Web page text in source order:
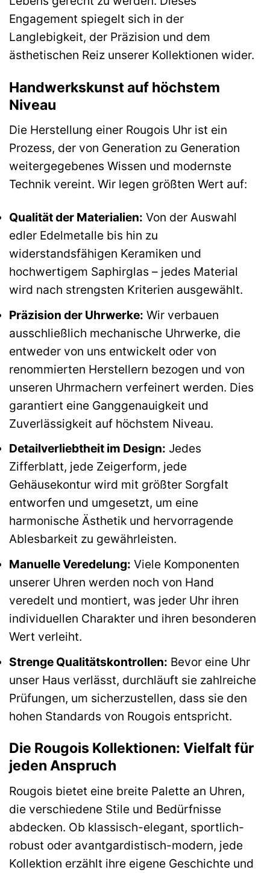
Engagement spiegelt sich in der
Langlebigkeit, der Präzision und dem
ästhetischen Reiz unserer Kollektionen wider.
Handwerkskunst auf höchstem
Niveau
Die Herstellung einer Rougois Uhr ist ein
Prozess, der von Generation zu Generation
weitergegebenes Wissen und modernste
Technik vereint. Wir legen größten Wert auf:
Qualität der Materialien: Von der Auswahl
edler Edelmetalle bis hin zu
widerstandsfähigen Keramiken und
hochwertigem Saphirglas – jedes Material
wird nach strengsten Kriterien ausgewählt.
Präzision der Uhrwerke: Wir verbauen
ausschließlich mechanische Uhrwerke, die
entweder von uns entwickelt oder von
renommierten Herstellern bezogen und von
unseren Uhrmachern verfeinert werden. Dies
garantiert eine Ganggenauigkeit und
Zuverlässigkeit auf höchstem Niveau.
Detailverliebtheit im Design: Jedes
Zifferblatt, jede Zeigerform, jede
Gehäusekontur wird mit größter Sorgfalt
entworfen und umgesetzt, um eine
harmonische Ästhetik und hervorragende
Ablesbarkeit zu gewährleisten.
Manuelle Veredelung: Viele Komponenten
unserer Uhren werden noch von Hand
veredelt und montiert, was jeder Uhr ihren
individuellen Charakter und ihren besonderen
Wert verleiht.
Strenge Qualitätskontrollen: Bevor eine Uhr
unser Haus verlässt, durchläuft sie zahlreiche
Prüfungen, um sicherzustellen, dass sie den
hohen Standards von Rougois entspricht.
Die Rougois Kollektionen: Vielfalt für
jeden Anspruch
Rougois bietet eine breite Palette an Uhren,
die verschiedene Stile und Bedürfnisse
abdecken. Ob klassisch-elegant, sportlich-
robust oder avantgardistisch-modern, jede
Kollektion erzählt ihre eigene Geschichte und